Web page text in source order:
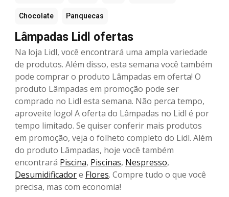
Chocolate Panquecas
Lâmpadas Lidl ofertas
Na loja Lidl, você encontrará uma ampla variedade
de produtos. Além disso, esta semana você também
pode comprar o produto Lâmpadas em oferta! O
produto Lâmpadas em promoção pode ser
comprado no Lidl esta semana. Não perca tempo,
aproveite logo! A oferta do Lâmpadas no Lidl é por
tempo limitado. Se quiser conferir mais produtos
em promoção, veja o folheto completo do Lidl. Além
do produto Lâmpadas, hoje você também
encontrará Piscina, Piscinas, Nespresso,
Desumidificadore Flores. Compre tudo o que você
precisa, mas com economia!